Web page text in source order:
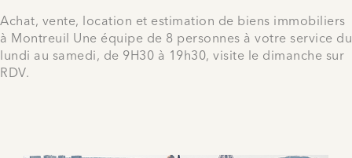
Achat, vente, location et estimation de biens immobiliers
à Montreuil Une équipe de 8 personnes à votre service du
lundi au samedi, de 9H30 à 19h30, visite le dimanche sur
RDV.